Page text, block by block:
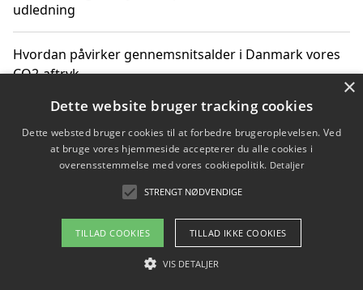
udledning
Hvordan påvirker gennemsnitsalder i Danmark vores
CO2-aftryk
Hvordan nyheder om CO2-udledning påvirker vores
hverdag
Om / kontakt
Blog Betingelser
×
Dette website bruger tracking cookies
Dette websted bruger cookies til at forbedre brugeroplevelsen. Ved
at bruge vores hjemmeside accepterer du alle cookies i
overensstemmelse med vores cookiepolitik. Detaljer
STRENGT NØDVENDIGE
TILLAD COOKIES TILLAD IKKE COOKIES
VIS DETALJER